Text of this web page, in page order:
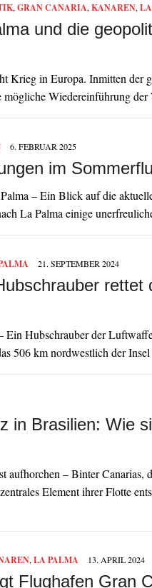
, GRAN CANARIA, KANAREN,
und die
Krieg in Europa. Inmitten der
mögliche Wiedereinführung
6. FEBRUAR 2025
im
– Ein Blick auf die
La Palma einige
21. SEPTEMBER 2024
rettet
Ein Hubschrauber der
506 km nordwestlich der
in Brasilien: Wie
– Binter Canarias,
Element ihrer Flotte
, LA PALMA 13. APRIL 2024
Flughafen Gran